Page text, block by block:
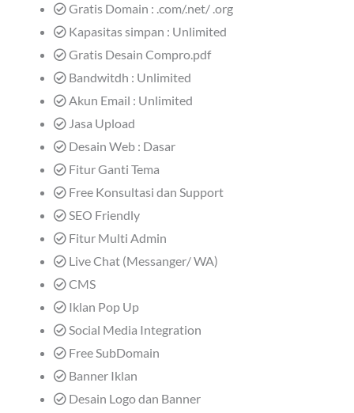
Gratis Domain : .com/.net/ .org
Kapasitas simpan : Unlimited
Gratis Desain Compro.pdf
Bandwitdh : Unlimited
Akun Email : Unlimited
Jasa Upload
Desain Web : Dasar
Fitur Ganti Tema
Free Konsultasi dan Support
SEO Friendly
Fitur Multi Admin
Live Chat (Messanger/ WA)
CMS
Iklan Pop Up
Social Media Integration
Free SubDomain
Banner Iklan
Desain Logo dan Banner